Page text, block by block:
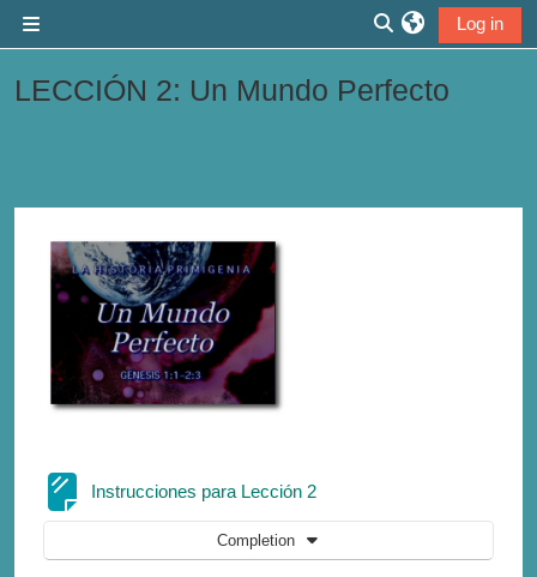
Toggle search
Log in
LECCIÓN 2: Un Mundo Perfecto
Section outline
Instrucciones para Lección 2Page
Completion